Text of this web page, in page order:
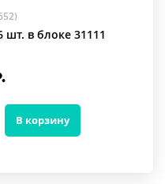
шт. в блоке 31111
В корзину